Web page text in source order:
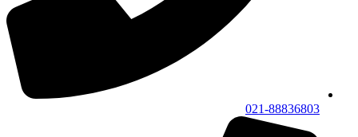
021-88836803